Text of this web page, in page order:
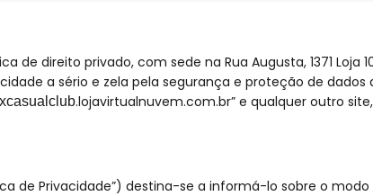
de direito privado, com sede na Rua Augusta, 1371 Loja
a sério e zela pela segurança e proteção de
.lojavirtualnuvem.com.br” e qualquer outro
de Privacidade”) destina-se a informá-lo sobre o